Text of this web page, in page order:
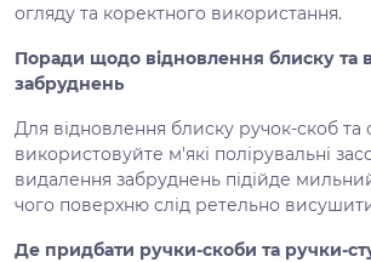
огляду та коректного використання.
Поради щодо відновлення блиску та
забруднень
Для відновлення блиску ручок-скоб та
використовуйте м'які полірувальні
видалення забруднень підійде
чого поверхню слід ретельно
Де придбати ручки-скоби та ручки-